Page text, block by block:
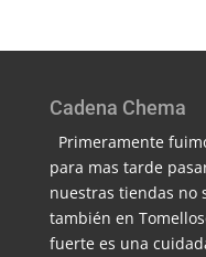
Cadena Chema
Primeramente
para mas tarde
nuestras tiendas no
también en
fuerte es una